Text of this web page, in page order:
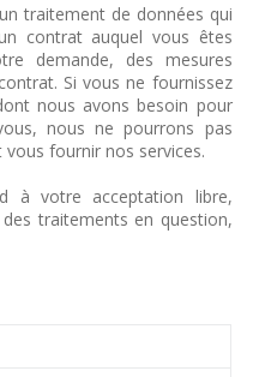
traitement de données qui
contrat auquel vous êtes
demande, des mesures
Si vous ne fournissez
nous avons besoin pour
nous ne pourrons pas
fournir nos services.
à votre acceptation libre,
traitements en question,